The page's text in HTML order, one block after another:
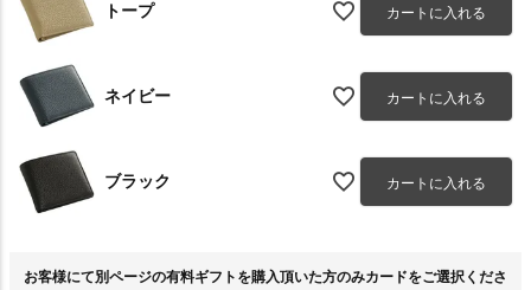
トープ カートに入れる
ネイビー カートに入れる
ブラック カートに入れる
お客様にて別ページの有料ギフトを購入頂いた方のみカードをご選択くださ